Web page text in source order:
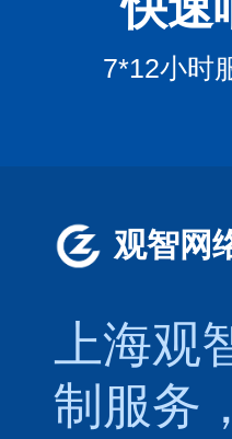
7*12小时
观智网
上海观
制服务